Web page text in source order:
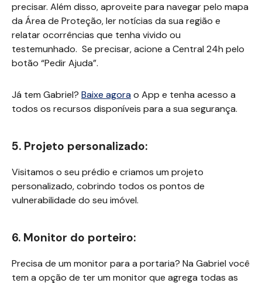
precisar. Além disso, aproveite para navegar pelo mapa
da Área de Proteção, ler notícias da sua região e
relatar ocorrências que tenha vivido ou
testemunhado. Se precisar, acione a Central 24h pelo
botão “Pedir Ajuda”.
Já tem Gabriel? Baixe agorao App e tenha acesso a
todos os recursos disponíveis para a sua segurança.
5. Projeto personalizado:
Visitamos o seu prédio e criamos um projeto
personalizado, cobrindo todos os pontos de
vulnerabilidade do seu imóvel.
6. Monitor do porteiro:
Precisa de um monitor para a portaria? Na Gabriel você
tem a opção de ter um monitor que agrega todas as